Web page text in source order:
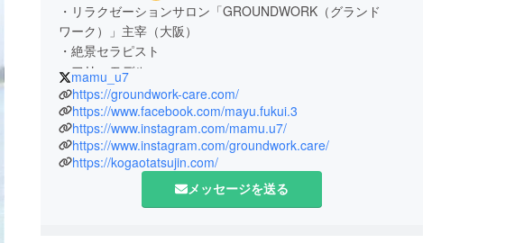
・リラクゼーションサロン「GROUNDWORK（グランド
ワーク）」主宰（大阪）
・絶景セラピスト
・フリーモデル
・二児の母
どうぞ宜しくお願い致します。
mamu_u7
https://groundwork-care.com/
https://www.facebook.com/mayu.fukui.3
https://www.instagram.com/mamu.u7/
https://www.instagram.com/groundwork.care/
https://kogaotatsujin.com/
メッセージを送る